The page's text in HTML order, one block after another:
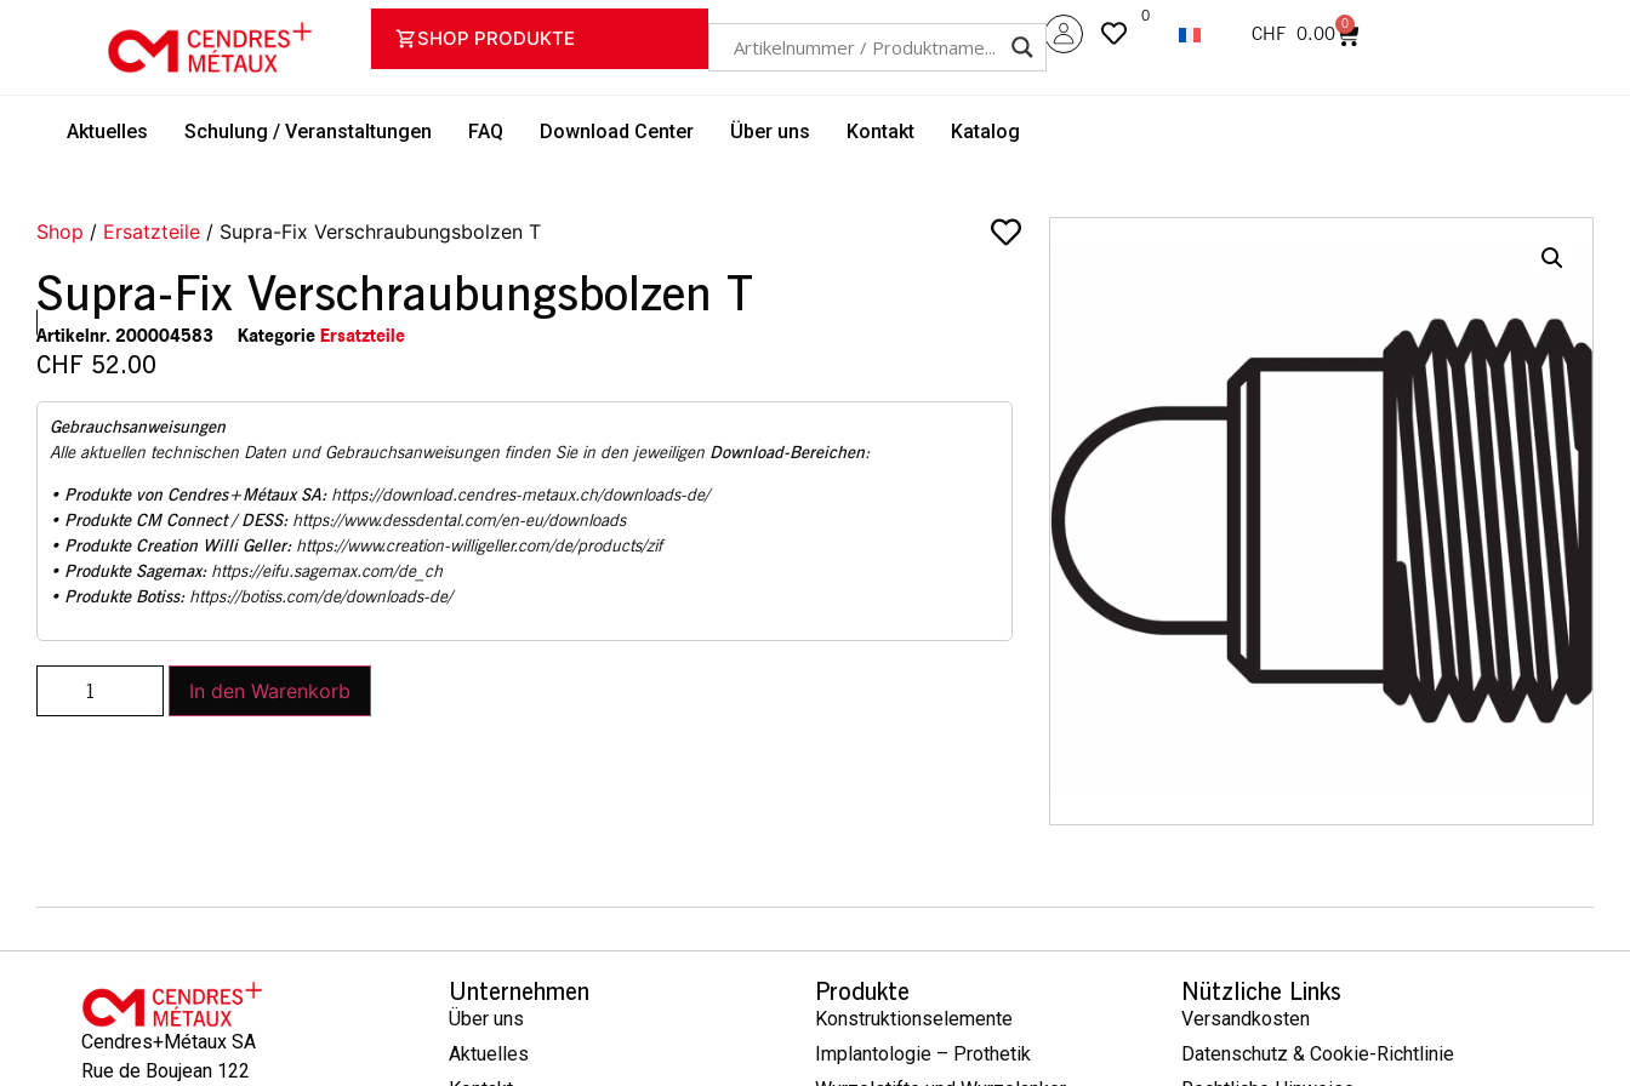
SHOP PRODUKTE
0
CHF 0.00
0
Aktuelles Schulung / Veranstaltungen FAQ Download Center Über uns Kontakt Katalog
Shop / Ersatzteile / Supra-Fix Verschraubungsbolzen T
Supra-Fix Verschraubungsbolzen T
Artikelnr. 200004583 Kategorie Ersatzteile
CHF 52.00
Gebrauchsanweisungen
Alle aktuellen technischen Daten und Gebrauchsanweisungen finden Sie in den jeweiligen Download-Bereichen:
• Produkte von Cendres+Métaux SA: https://download.cendres-metaux.ch/downloads-de/
• Produkte CM Connect / DESS: https://www.dessdental.com/en-eu/downloads
• Produkte Creation Willi Geller: https://www.creation-willigeller.com/de/products/zif
• Produkte Sagemax: https://eifu.sagemax.com/de_ch
• Produkte Botiss: https://botiss.com/de/downloads-de/
In den Warenkorb
Cendres+Métaux SA
Rue de Boujean 122
Unternehmen
Über uns
Aktuelles
Produkte
Konstruktionselemente
Implantologie – Prothetik
Nützliche Links
Versandkosten
Datenschutz & Cookie-Richtlinie